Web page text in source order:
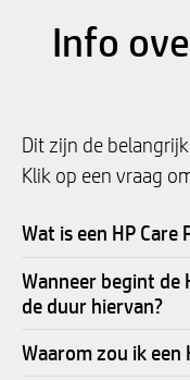
Info
Dit zijn de
Klik op een vraag
Wat is een HP Care
Wanneer begint de
de duur hiervan?
Waarom zou ik een